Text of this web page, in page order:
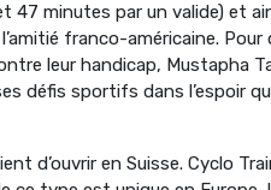
minutes par un valide) et
franco-américaine.
leur handicap, Mustapha
défis sportifs dans l’espoir
d’ouvrir en Suisse. Cyclo